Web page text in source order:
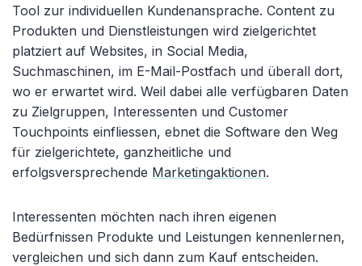
Tool zur individuellen Kundenansprache. Content zu
Produkten und Dienstleistungen wird zielgerichtet
platziert auf Websites, in Social Media,
Suchmaschinen, im E-Mail-Postfach und überall dort,
wo er erwartet wird. Weil dabei alle verfügbaren Daten
zu Zielgruppen, Interessenten und Customer
Touchpoints einfliessen, ebnet die Software den Weg
für zielgerichtete, ganzheitliche und
erfolgsversprechende Marketingaktionen.
Interessenten möchten nach ihren eigenen
Bedürfnissen Produkte und Leistungen kennenlernen,
vergleichen und sich dann zum Kauf entscheiden.